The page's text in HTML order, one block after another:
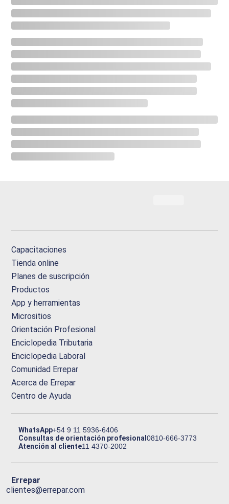
Capacitaciones
Tienda online
Planes de suscripción
Productos
App y herramientas
Micrositios
Orientación Profesional
Enciclopedia Tributaria
Enciclopedia Laboral
Comunidad Errepar
Acerca de Errepar
Centro de Ayuda
WhatsApp+54 9 11 5936-6406
Consultas de orientación profesional0810-666-3773
Atención al cliente11 4370-2002
Errepar
clientes@errepar.com